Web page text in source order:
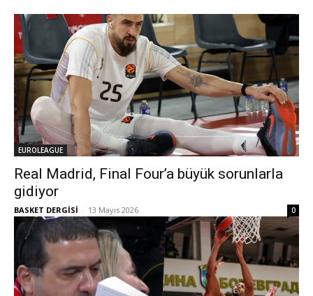
EUROLEAGUE
Real Madrid, Final Four’a büyük sorunlarla
gidiyor
BASKET DERGİSİ - 13 Mayıs 2026 0